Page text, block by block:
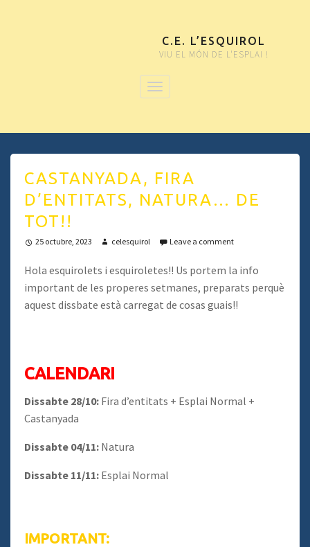
C.E. L’ESQUIROL
VIU EL MÓN DE L'ESPLAI !
CASTANYADA, FIRA
D’ENTITATS, NATURA… DE
TOT!!
25 octubre, 2023 celesquirol Leave a comment
Hola esquirolets i esquiroletes!! Us portem la info
important de les properes setmanes, preparats perquè
aquest dissbate està carregat de cosas guais!!
CALENDARI
Dissabte 28/10: Fira d’entitats + Esplai Normal +
Castanyada
Dissabte 04/11: Natura
Dissabte 11/11: Esplai Normal
IMPORTANT: